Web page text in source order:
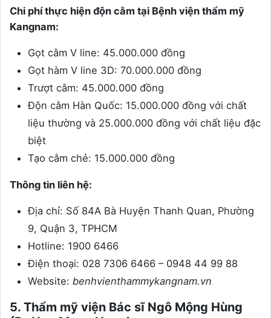
Chi phí thực hiện độn cằm tại Bệnh viện thẩm mỹ
Kangnam:
Gọt cằm V line: 45.000.000 đồng
Gọt hàm V line 3D: 70.000.000 đồng
Trượt cằm: 45.000.000 đồng
Độn cằm Hàn Quốc: 15.000.000 đồng với chất
liệu thường và 25.000.000 đồng với chất liệu đặc
biệt
Tạo cằm chẻ: 15.000.000 đồng
Thông tin liên hệ:
Địa chỉ: Số 84A Bà Huyện Thanh Quan, Phường
9, Quận 3, TPHCM
Hotline: 1900 6466
Điện thoại: 028 7306 6466 – 0948 44 99 88
Website: benhvienthammykangnam.vn
5. Thẩm mỹ viện Bác sĩ Ngô Mộng Hùng